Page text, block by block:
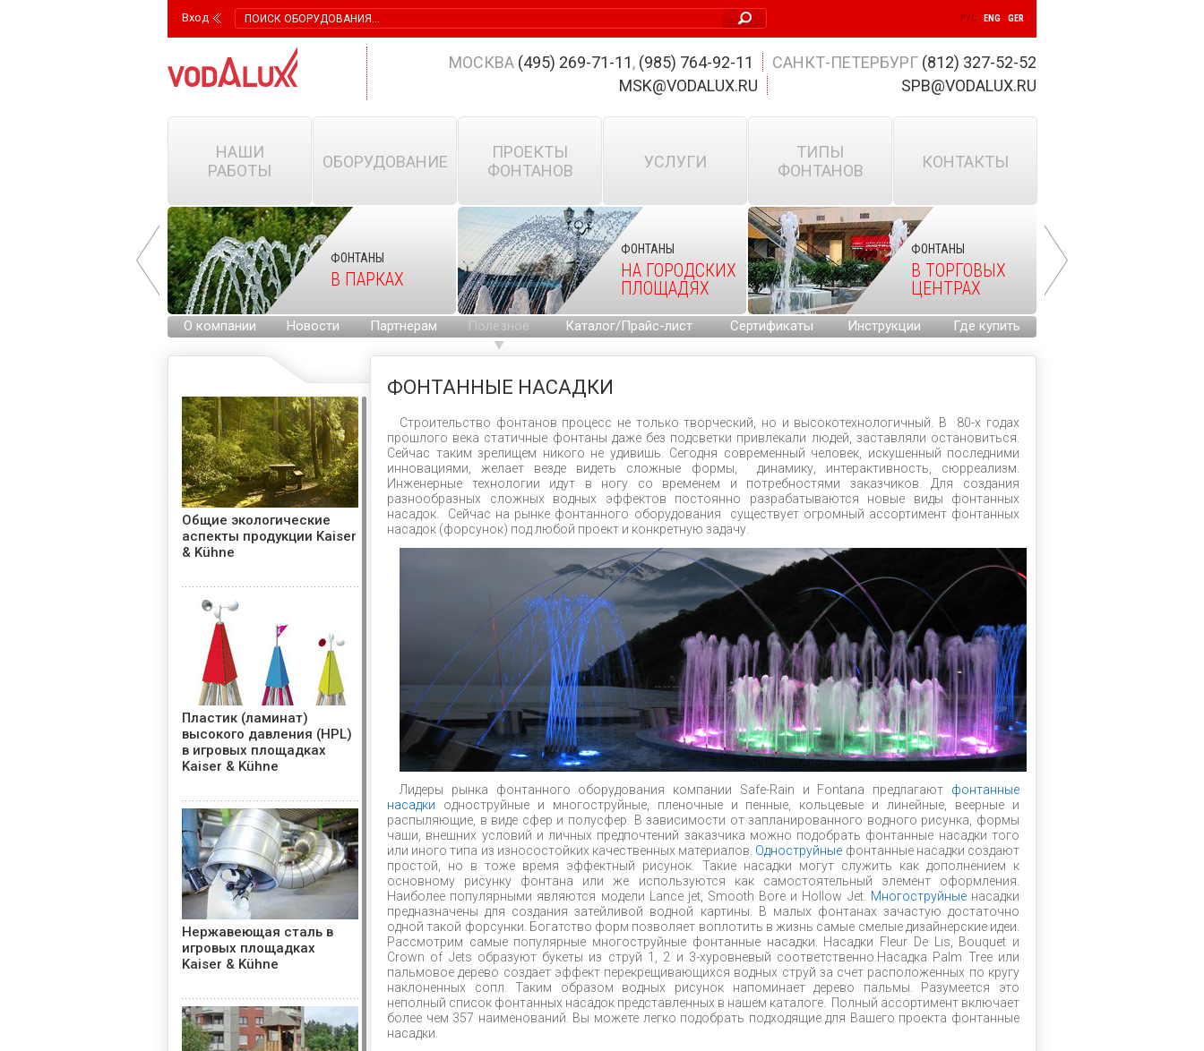
Вход РУС ENG GER
МОСКВА (495) 269-71-11, (985) 764-92-11 САНКТ-ПЕТЕРБУРГ (812) 327-52-52
MSK@VODALUX.RU
SPB@VODALUX.RU
НАШИ
РАБОТЫ
ОБОРУДОВАНИЕ
ПРОЕКТЫ
ФОНТАНОВ
УСЛУГИ
ТИПЫ
ФОНТАНОВ
КОНТАКТЫ
НА ГОРОДСКИХ
ФОНТАНЫ
В ПАРКАХ
ФОНТАНЫ
НА ГОРОДСКИХ
ПЛОЩАДЯХ
ФОНТАНЫ
В ТОРГОВЫХ
ЦЕНТРАХ
О компании Новости Партнерам Полезное Каталог/Прайс-лист Сертификаты Инструкции Где купить
ФОНТАННЫЕ НАСАДКИ
Строительство фонтанов процесс не только творческий, но и высокотехнологичный. В 80-х годах
прошлого века статичные фонтаны даже без подсветки привлекали людей, заставляли остановиться.
Сейчас таким зрелищем никого не удивишь. Сегодня современный человек, искушенный последними
инновациями, желает везде видеть сложные формы, динамику, интерактивность, сюрреализм.
Инженерные технологии идут в ногу со временем и потребностями заказчиков. Для создания
разнообразных сложных водных эффектов постоянно разрабатываются новые виды фонтанных
насадок. Сейчас на рынке фонтанного оборудования существует огромный ассортимент фонтанных
насадок (форсунок) под любой проект и конкретную задачу.
Лидеры рынка фонтанного оборудования компании Safe-Rain и Fontana предлагают фонтанные
насадки одноструйные и многоструйные, пленочные и пенные, кольцевые и линейные, веерные и
распыляющие, в виде сфер и полусфер. В зависимости от запланированного водного рисунка, формы
чаши, внешних условий и личных предпочтений заказчика можно подобрать фонтанные насадки того
или иного типа из износостойких качественных материалов. Одноструйные фонтанные насадки создают
простой, но в тоже время эффектный рисунок. Такие насадки могут служить как дополнением к
основному рисунку фонтана или же используются как самостоятельный элемент оформления.
Наиболее популярными являются модели Lance jet, Smooth Bore и Hollow Jet. Многоструйныенасадки
предназначены для создания затейливой водной картины. В малых фонтанах зачастую достаточно
одной такой форсунки. Богатство форм позволяет воплотить в жизнь самые смелые дизайнерские идеи.
Рассмотрим самые популярные многоструйные фонтанные насадки. Насадки Fleur De Lis, Bouquet и
Crown of Jets образуют букеты из струй 1, 2 и 3-хуровневый соответственно.Насадка Palm Tree или
пальмовое дерево создает эффект перекрещивающихся водных струй за счет расположенных по кругу
наклоненных сопл. Таким образом водных рисунок напоминает дерево пальмы. Разумеется это
неполный список фонтанных насадок представленных в нашем каталоге. Полный ассортимент включает
более чем 357 наименований. Вы можете легко подобрать подходящие для Вашего проекта фонтанные
насадки.
Общие экологические
аспекты продукции Kaiser
& Kühne
Пластик (ламинат)
высокого давления (HPL)
в игровых площадках
Kaiser & Kühne
Нержавеющая сталь в
игровых площадках
Kaiser & Kühne